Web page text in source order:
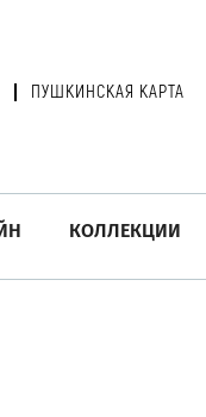
ПУШКИНСКАЯ КАРТА
КОЛЛЕКЦИИ